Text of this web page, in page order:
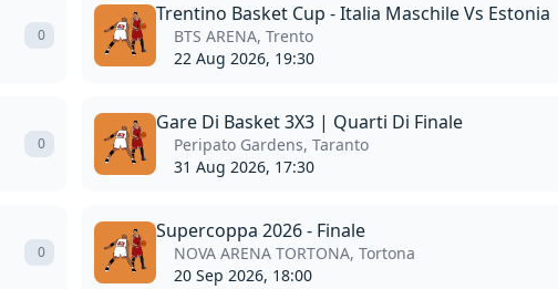
0
Trentino Basket Cup - Italia Maschile Vs Estonia
BTS ARENA, Trento
22 Aug 2026, 19:30
0
Gare Di Basket 3X3 | Quarti Di Finale
Peripato Gardens, Taranto
31 Aug 2026, 17:30
0
Supercoppa 2026 - Finale
NOVA ARENA TORTONA, Tortona
20 Sep 2026, 18:00